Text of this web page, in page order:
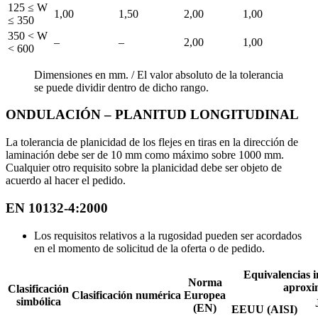
125 ≤ W
≤ 350
1,00 1,50 2,00
1,00
350 < W
< 600
– – 2,00 1,00
Dimensiones en mm. /El valor absoluto de la tolerancia
se puede dividir dentro de dicho rango.
ONDULACIÓN – PLANITUD LONGITUDINAL
La tolerancia de planicidad de los flejes en tiras en la dirección de
laminación debe ser de 10 mm como máximo sobre 1000 mm.
Cualquier otro requisito sobre la planicidad debe ser objeto de
acuerdo al hacer el pedido.
EN 10132-4:2000
Los requisitos relativos a la rugosidad pueden ser acordados
en el momento de solicitud de la oferta o de pedido.
Clasificación
simbólica
Clasificación numérica
Norma
Europea
(EN)
Equivalencias
EEUU (AISI)